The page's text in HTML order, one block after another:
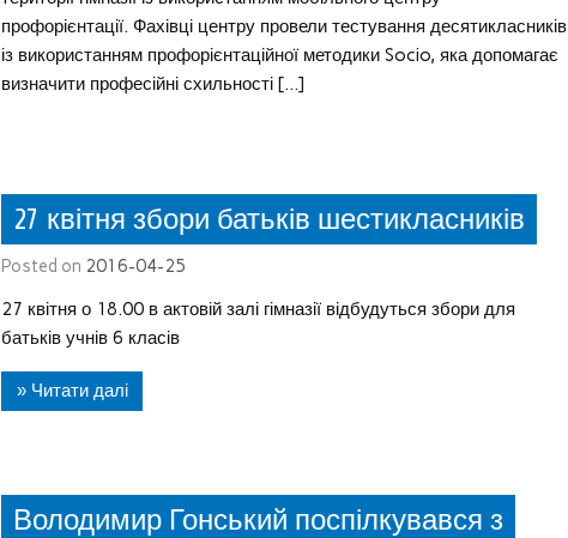
профорієнтації. Фахівці центру провели тестування десятикласників
із використанням профорієнтаційної методики Socio, яка допомагає
визначити професійні схильності […]
27 квітня збори батьків шестикласників
Posted on 2016-04-25
27 квітня о 18.00 в актовій залі гімназії відбудуться збори для
батьків учнів 6 класів
» Читати далі
Володимир Гонський поспілкувався з